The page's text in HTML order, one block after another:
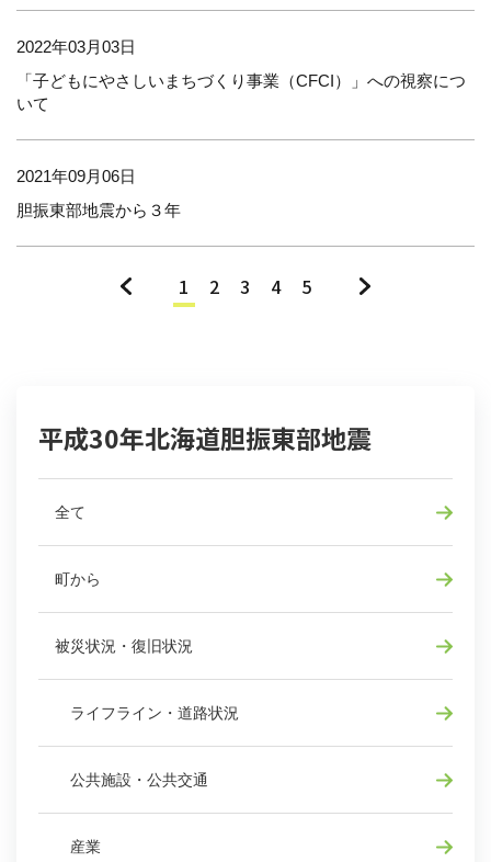
2022年03月03日
「子どもにやさしいまちづくり事業（CFCI）」への視察につ
いて
2021年09月06日
胆振東部地震から３年
« 1 2 3 4 5 »
平成30年北海道胆振東部地震
全て
町から
被災状況・復旧状況
ライフライン・道路状況
公共施設・公共交通
産業